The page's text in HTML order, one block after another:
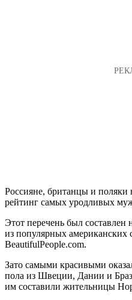
Россияне, британцы и поляки
рейтинг самых уродливых
Этот перечень был составлен
из популярных американских
BeautifulPeople.com.
Зато самыми красивыми
пола из Швеции, Дании и
им составили жительницы